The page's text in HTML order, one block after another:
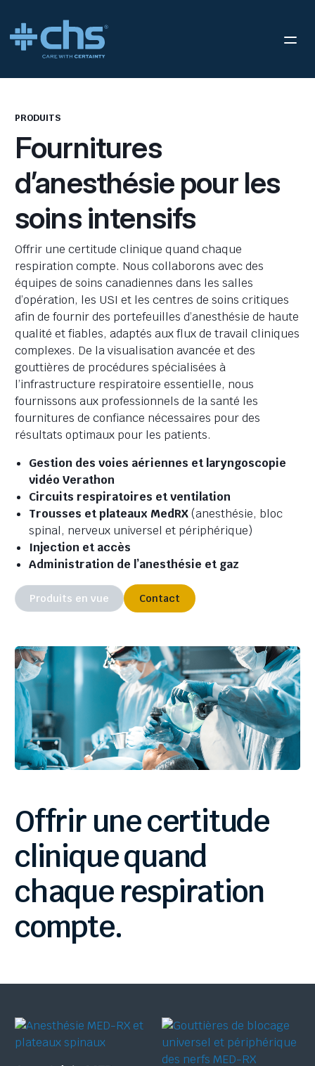
PRODUITS
Fournitures
d’anesthésie pour les
soins intensifs
Offrir une certitude clinique quand chaque
respiration compte. Nous collaborons avec des
équipes de soins canadiennes dans les salles
d’opération, les USI et les centres de soins critiques
afin de fournir des portefeuilles d’anesthésie de haute
qualité et fiables, adaptés aux flux de travail cliniques
complexes. De la visualisation avancée et des
gouttières de procédures spécialisées à
l’infrastructure respiratoire essentielle, nous
fournissons aux professionnels de la santé les
fournitures de confiance nécessaires pour des
résultats optimaux pour les patients.
Gestion des voies aériennes et laryngoscopie
vidéo Verathon
Circuits respiratoires et ventilation
Trousses et plateaux MedRX(anesthésie, bloc
spinal, nerveux universel et périphérique)
Injection et accès
Administration de l’anesthésie et gaz
Produits en vue Contact
Offrir unecertitude
cliniquequand
chaque respiration
compte.